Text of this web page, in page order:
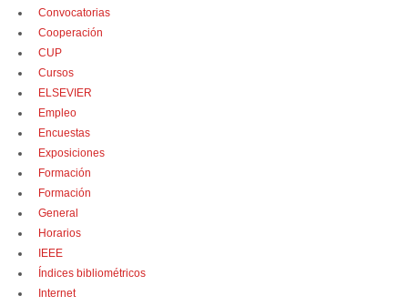
Convocatorias
Cooperación
CUP
Cursos
ELSEVIER
Empleo
Encuestas
Exposiciones
Formación
Formación
General
Horarios
IEEE
Índices bibliométricos
Internet